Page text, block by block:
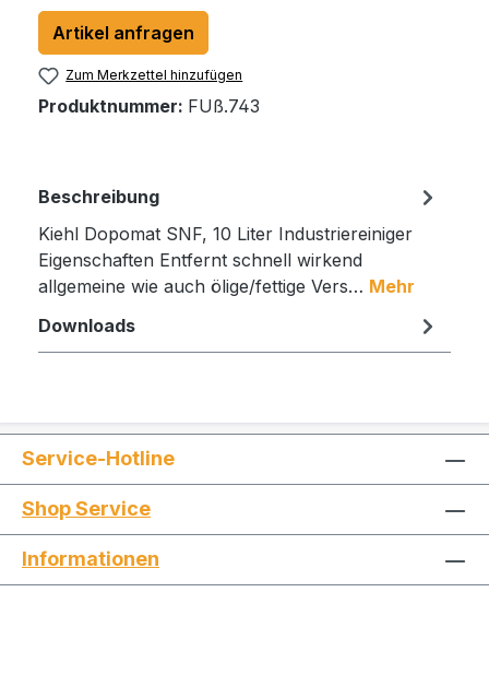
Artikel anfragen
Zum Merkzettel hinzufügen
Produktnummer: FUß.743
Beschreibung
Kiehl Dopomat SNF, 10 Liter Industriereiniger
Eigenschaften Entfernt schnell wirkend
allgemeine wie auch ölige/fettige Vers… Mehr
Downloads
Service-Hotline
Shop Service
Informationen